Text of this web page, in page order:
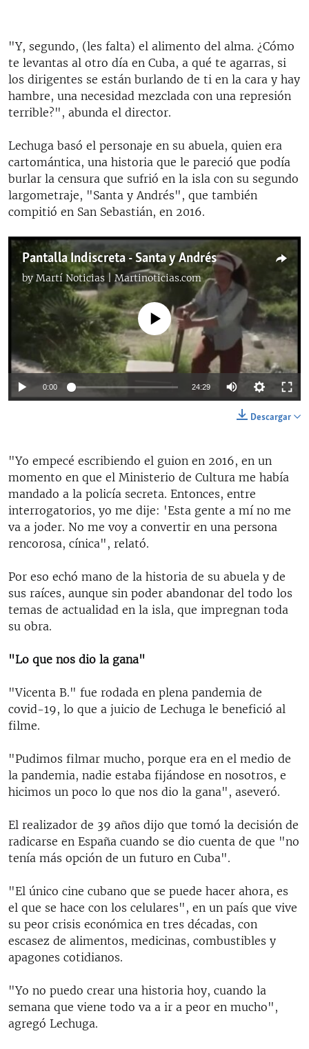
"Y, segundo, (les falta) el alimento del alma. ¿Cómo
te levantas al otro día en Cuba, a qué te agarras, si
los dirigentes se están burlando de ti en la cara y hay
hambre, una necesidad mezclada con una represión
terrible?", abunda el director.
Lechuga basó el personaje en su abuela, quien era
cartomántica, una historia que le pareció que podía
burlar la censura que sufrió en la isla con su segundo
largometraje, "Santa y Andrés", que también
compitió en San Sebastián, en 2016.
Pantalla Indiscreta - Santa y Andrés
by Martí Noticias | Martinoticias.com
Auto 144p 270p 360p
No media source currently available
0:00 24:29
144p
360p
Descargar
"Yo empecé escribiendo el guion en 2016, en un
momento en que el Ministerio de Cultura me había
mandado a la policía secreta. Entonces, entre
interrogatorios, yo me dije: 'Esta gente a mí no me
va a joder. No me voy a convertir en una persona
rencorosa, cínica", relató.
Por eso echó mano de la historia de su abuela y de
sus raíces, aunque sin poder abandonar del todo los
temas de actualidad en la isla, que impregnan toda
su obra.
"Lo que nos dio la gana"
"Vicenta B." fue rodada en plena pandemia de
covid-19, lo que a juicio de Lechuga le benefició al
filme.
"Pudimos filmar mucho, porque era en el medio de
la pandemia, nadie estaba fijándose en nosotros, e
hicimos un poco lo que nos dio la gana", aseveró.
El realizador de 39 años dijo que tomó la decisión de
radicarse en España cuando se dio cuenta de que "no
tenía más opción de un futuro en Cuba".
"El único cine cubano que se puede hacer ahora, es
el que se hace con los celulares", en un país que vive
su peor crisis económica en tres décadas, con
escasez de alimentos, medicinas, combustibles y
apagones cotidianos.
"Yo no puedo crear una historia hoy, cuando la
semana que viene todo va a ir a peor en mucho",
agregó Lechuga.